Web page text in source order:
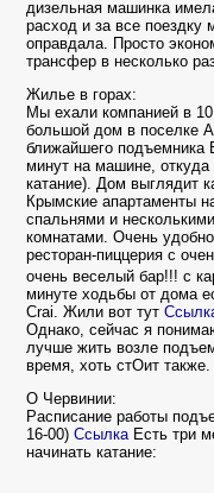
дизельная машинка
расход и за все поездку
оправдала. Просто
трансфер в несколько
Жилье в горах:
Мы ехали компанией в
большой дом в поселке
ближайшего подъемника
минут на машине,
катание). Дом выглядит
Крымские апартаменты
спальнями и
комнатами. Очень
ресторан-пиццерия с
очень веселый бар!!! с
минуте ходьбы от дома
Crai. Жили вот тут
Однако, сейчас я
лучше жить возле
время, хоть стОит также.
О Червинии:
Расписание работы
16-00) СсылкаЕсть три
начинать катание: